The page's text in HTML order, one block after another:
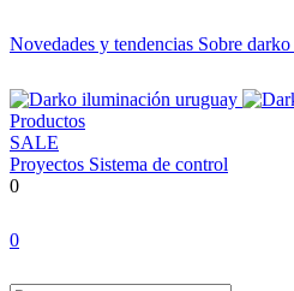
Novedades y tendencias Sobre darko
Productos
SALE
Proyectos Sistema de control
0
0